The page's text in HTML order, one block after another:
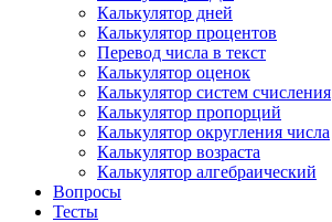
Калькулятор дней
Калькулятор процентов
Перевод числа в текст
Калькулятор оценок
Калькулятор систем счисления
Калькулятор пропорций
Калькулятор округления числа
Калькулятор возраста
Калькулятор алгебраический
Вопросы
Тесты